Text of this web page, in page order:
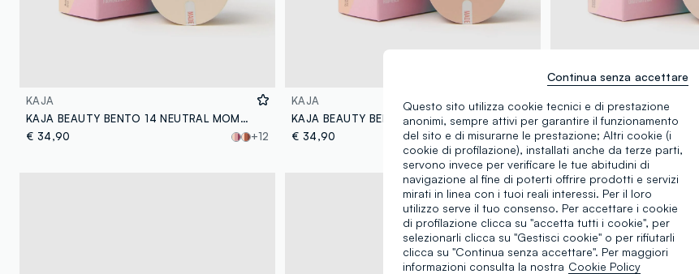
KAJA
KAJA BEAUTY BENTO 14 NEUTRAL MOMENT - make-up coreano
€ 34,90
+12
KAJA
KAJA BEAUTY BENTO 08 CHOCOLATE DAHLIA - make-up coreano
€ 34,90
+12
KAJA
€ 34,90
Questo sito utilizza cookie tecnici e di prestazione
anonimi, sempre attivi per garantire il funzionamento
del sito e di misurarne le prestazione; Altri cookie (i
cookie di profilazione), installati anche da terze parti,
servono invece per verificare le tue abitudini di
navigazione al fine di poterti offrire prodotti e servizi
mirati in linea con i tuoi reali interessi. Per il loro
utilizzo serve il tuo consenso. Per accettare i cookie
di profilazione clicca su "accetta tutti i cookie", per
selezionarli clicca su "Gestisci cookie" o per rifiutarli
clicca su "Continua senza accettare". Per maggiori
informazioni consulta la nostra Cookie Policy
Continua senza accettare